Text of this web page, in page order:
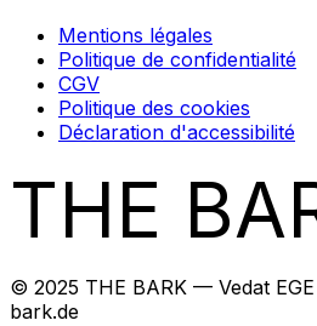
Mentions légales
Politique de confidentialité
CGV
Politique des cookies
Déclaration d'accessibilité
THE
© 2025 THE BARK — Vedat EGE
bark.de